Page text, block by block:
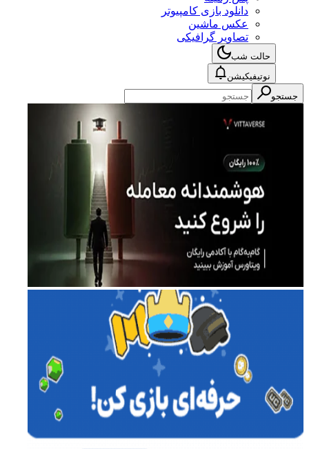
دانلود بازی کامپیوتر
عکس ماشین
تصاویر گرافیکی
حالت شب
نوتیفیکیشن
جستجو